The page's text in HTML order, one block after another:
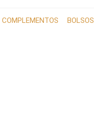
COMPLEMENTOS BOLSOS